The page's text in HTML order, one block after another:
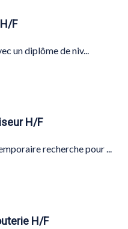
F
un diplôme de niv...
H/F
recherche pour ...
H/F